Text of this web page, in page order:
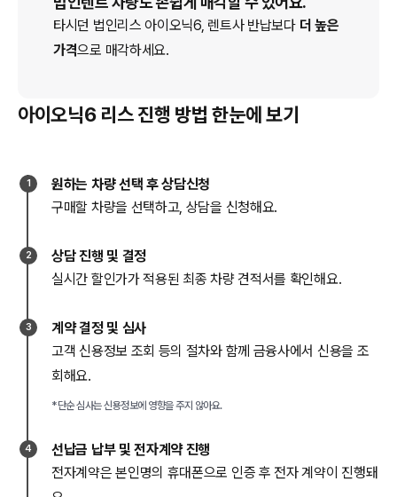
타시던 법인리스 아이오닉6, 렌트사 반납보다 더 높은
가격으로 매각하세요.
아이오닉6 리스 진행 방법 한눈에 보기
1
원하는 차량 선택 후 상담신청
구매할 차량을 선택하고, 상담을 신청해요.
2
상담 진행 및 결정
실시간 할인가가 적용된 최종 차량 견적서를 확인해요.
3
계약 결정 및 심사
고객 신용정보 조회 등의 절차와 함께 금융사에서 신용을 조
회해요.
*단순 심사는 신용정보에 영향을 주지 않아요.
4
선납금 납부 및 전자계약 진행
전자계약은 본인명의 휴대폰으로 인증 후 전자 계약이 진행돼